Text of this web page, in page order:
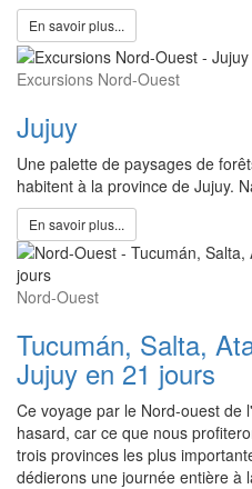
En savoir plus...
Excursions Nord-Ouest
Jujuy
Une palette de paysages de
habitent à la province de Jujuy.
En savoir plus...
Nord-Ouest
Tucumán, Salta,
Jujuy en 21 jours
Ce voyage par le Nord-ouest de
hasard, car ce que nous
trois provinces les plus
dédierons une journée entière à